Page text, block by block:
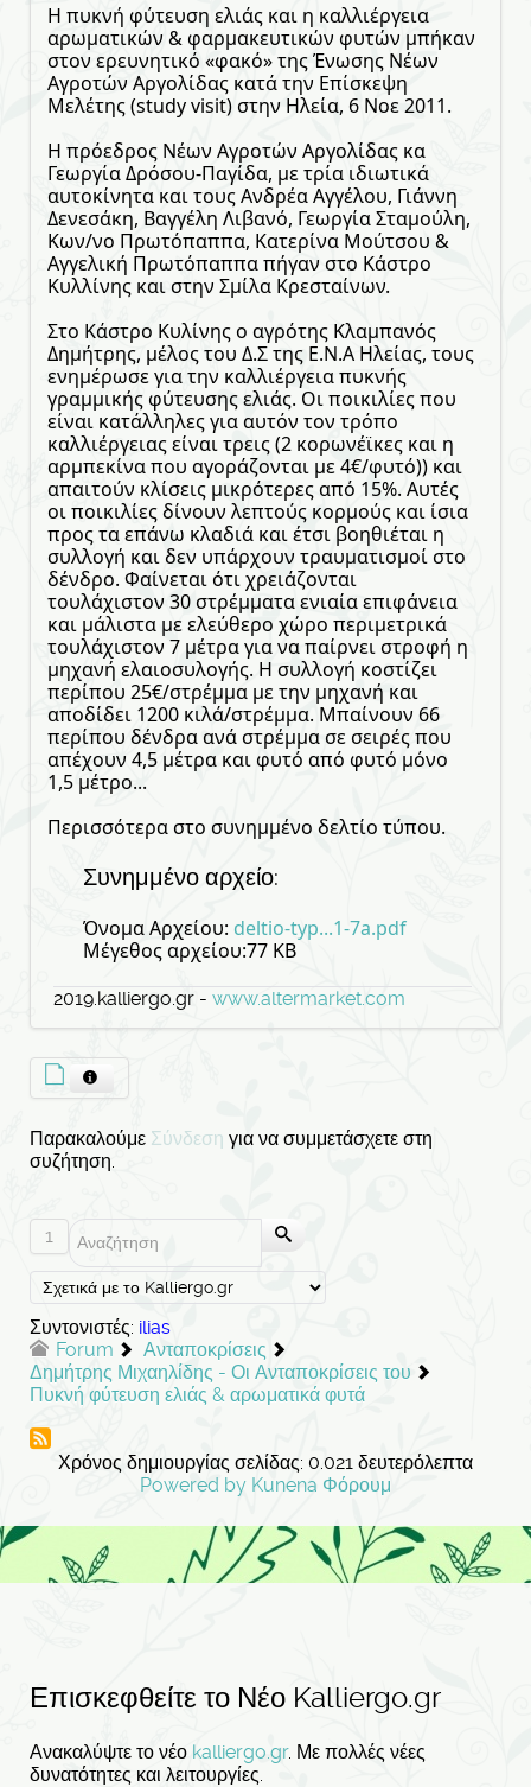
Η πυκνή φύτευση ελιάς και η καλλιέργεια
αρωματικών & φαρμακευτικών φυτών μπήκαν
στον ερευνητικό «φακό» της Ένωσης Νέων
Αγροτών Αργολίδας κατά την Επίσκεψη
Μελέτης (study visit) στην Ηλεία, 6 Νοε 2011.
Η πρόεδρος Νέων Αγροτών Αργολίδας κα
Γεωργία Δρόσου-Παγίδα, με τρία ιδιωτικά
αυτοκίνητα και τους Ανδρέα Αγγέλου, Γιάννη
Δενεσάκη, Βαγγέλη Λιβανό, Γεωργία Σταμούλη,
Κων/νο Πρωτόπαππα, Κατερίνα Μούτσου &
Αγγελική Πρωτόπαππα πήγαν στο Κάστρο
Κυλλίνης και στην Σμίλα Κρεσταίνων.
Στο Κάστρο Κυλίνης ο αγρότης Κλαμπανός
Δημήτρης, μέλος του Δ.Σ της Ε.Ν.Α Ηλείας, τους
ενημέρωσε για την καλλιέργεια πυκνής
γραμμικής φύτευσης ελιάς. Οι ποικιλίες που
είναι κατάλληλες για αυτόν τον τρόπο
καλλιέργειας είναι τρεις (2 κορωνέϊκες και η
αρμπεκίνα που αγοράζονται με 4€/φυτό)) και
απαιτούν κλίσεις μικρότερες από 15%. Αυτές
οι ποικιλίες δίνουν λεπτούς κορμούς και ίσια
προς τα επάνω κλαδιά και έτσι βοηθιέται η
συλλογή και δεν υπάρχουν τραυματισμοί στο
δένδρο. Φαίνεται ότι χρειάζονται
τουλάχιστον 30 στρέμματα ενιαία επιφάνεια
και μάλιστα με ελεύθερο χώρο περιμετρικά
τουλάχιστον 7 μέτρα για να παίρνει στροφή η
μηχανή ελαιοσυλογής. Η συλλογή κοστίζει
περίπου 25€/στρέμμα με την μηχανή και
αποδίδει 1200 κιλά/στρέμμα. Μπαίνουν 66
περίπου δένδρα ανά στρέμμα σε σειρές που
απέχουν 4,5 μέτρα και φυτό από φυτό μόνο
1,5 μέτρο...
Περισσότερα στο συνημμένο δελτίο τύπου.
Συνημμένο αρχείο:
Όνομα Αρχείου: deltio-typ...1-7a.pdf
Μέγεθος αρχείου:77 KB
2019.kalliergo.gr - www.altermarket.com
Παρακαλούμε Σύνδεση για να συμμετάσχετε στη
συζήτηση.
1
Συντονιστές: ilias
Forum
Ανταποκρίσεις
Δημήτρης Μιχαηλίδης - Οι Ανταποκρίσεις του
Πυκνή φύτευση ελιάς & αρωματικά φυτά
Χρόνος δημιουργίας σελίδας: 0.021 δευτερόλεπτα
Powered by Kunena Φόρουμ
Επισκεφθείτε το Νέο Kalliergo.gr
Ανακαλύψτε το νέο kalliergo.gr. Με πολλές νέες
δυνατότητες και λειτουργίες.